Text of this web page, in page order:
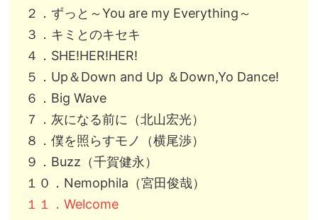
２．ずっと～You are my Everything～
３．キミとのキセキ
４．SHE!HER!HER!
５．Up＆Down and Up ＆Down,Yo Dance!
６．Big Wave
７．灰になる前に（北山宏光）
８．僕を照らすモノ（横尾渉）
９．Buzz（千賀健永）
１０．Nemophila（宮田俊哉）
１１．Welcome